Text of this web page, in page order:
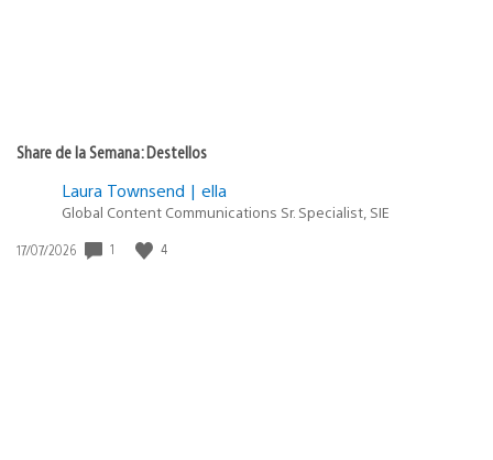
Share de la Semana: Destellos
Laura Townsend | ella
Global Content Communications Sr. Specialist, SIE
Fecha
17/07/2026 1 4